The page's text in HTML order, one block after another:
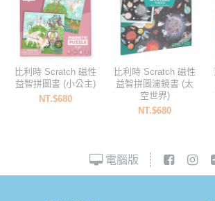
比利時 Scratch 磁性
益智拼圖書 (小公主)
NT.$680
比利時 Scratch 磁性
益智拼圖濾鏡書 (太
空世界)
NT.$680
電腦版